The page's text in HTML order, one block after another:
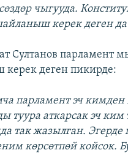
чыгууда.
керек деген
Султанов парламент
керек деген пикирде:
парламент эч кимден
туура аткарсак эч ким
так жазылган.
көрсөтпөй койсок.